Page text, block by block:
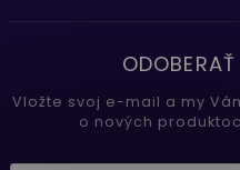
Vložte svoj e-mail a my
o nových